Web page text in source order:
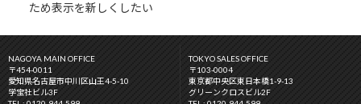
ため表示を新しくしたい
NAGOYA MAIN OFFICE
〒454-0011
愛知県名古屋市中川区山王4-5-10
学宝社ビル3F
TOKYO SALES OFFICE
〒103-0004
東京都中央区東日本橋1-9-13
グリーンクロスビル2F